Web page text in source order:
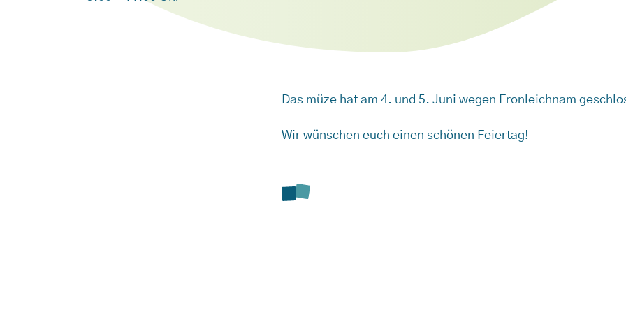
Das müze hat am 4. und 5. Juni wegen Fronleichnam
Wir wünschen euch einen schönen Feiertag!